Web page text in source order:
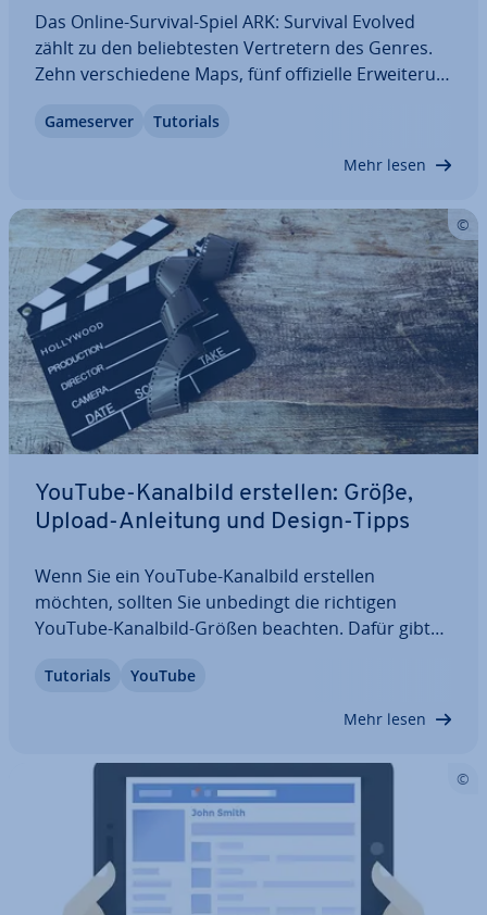
Das Online-Survival-Spiel ARK: Survival Evolved
zählt zu den be­lieb­tes­ten Ver­tre­tern des Genres.
Zehn ver­schie­de­ne Maps, fünf of­fi­zi­el­le Er­wei­te­run­
Menge Spaß mit dem Di­no­sau­ri­er-Kracher. Im
Game­ser­ver Tutorials
Mehr lesen
YouTube-Kanalbild erstellen: Größe,
Upload-Anleitung und Design-Tipps
Wenn Sie ein YouTube-Kanalbild erstellen
möchten, sollten Sie unbedingt die richtigen
YouTube-Kanalbild-Größen beachten. Dafür gibt
und über­sicht­lich erläutern. Lesen Sie zudem, was
Tutorials YouTube
Mehr lesen